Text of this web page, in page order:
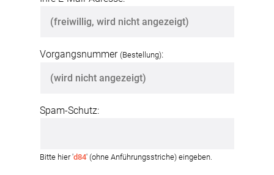
Vorgangsnummer (Bestellung):
Spam-Schutz:
Bitte hier 'd84' (ohne Anführungsstriche) eingeben.